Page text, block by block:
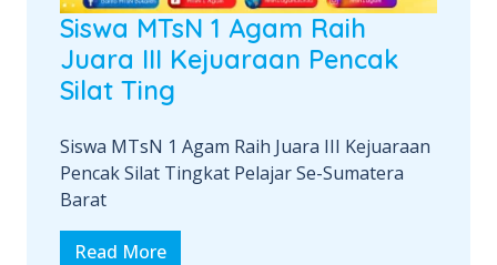
Siswa MTsN 1 Agam Raih
Juara III Kejuaraan Pencak
Silat Ting
Siswa MTsN 1 Agam Raih Juara III Kejuaraan
Pencak Silat Tingkat Pelajar Se-Sumatera
Barat
Read More